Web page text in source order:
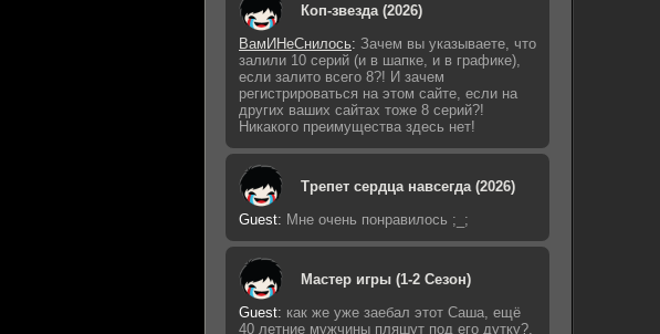
Коп-звезда (2026)
ВамИНеСнилось: Зачем вы указываете, что
залили 10 серий (и в шапке, и в графике),
если залито всего 8?! И зачем
регистрироваться на этом сайте, если на
других ваших сайтах тоже 8 серий?!
Никакого преимущества здесь нет!
Трепет сердца навсегда (2026)
Guest: Мне очень понравилось ;_;
Мастер игры (1-2 Сезон)
Guest: как же уже заебал этот Саша, ещё
40 летние мужчины пляшут под его дутку?,